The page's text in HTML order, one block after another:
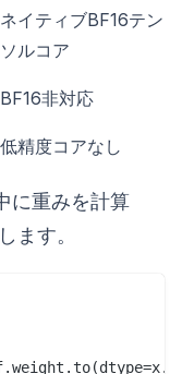
ネイティブBF16テン
ソルコア
BF16非対応
低精度コアなし
に重みを計算
ます。